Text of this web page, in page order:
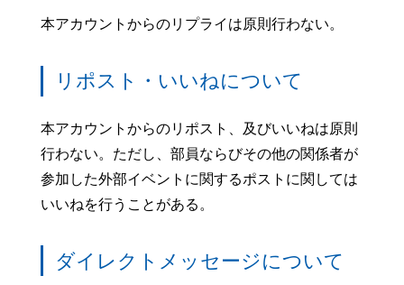
本アカウントからのリプライは原則行わない。
リポスト・いいねについて
本アカウントからのリポスト、及びいいねは原則
行わない。ただし、部員ならびその他の関係者が
参加した外部イベントに関するポストに関しては
いいねを行うことがある。
ダイレクトメッセージについて